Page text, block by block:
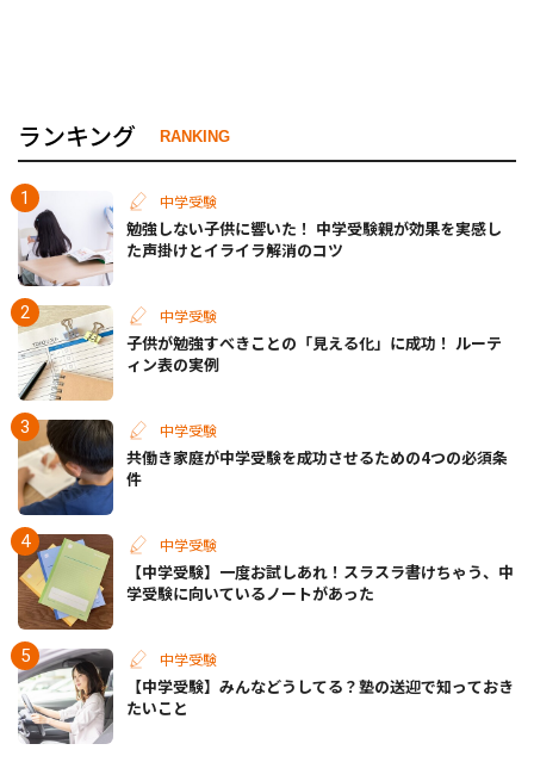
ランキング RANKING
中学受験
勉強しない子供に響いた！ 中学受験親が効果を実感し
た声掛けとイライラ解消のコツ
中学受験
子供が勉強すべきことの「見える化」に成功！ ルーテ
ィン表の実例
中学受験
共働き家庭が中学受験を成功させるための4つの必須条
件
中学受験
【中学受験】一度お試しあれ！スラスラ書けちゃう、中
学受験に向いているノートがあった
中学受験
【中学受験】みんなどうしてる？塾の送迎で知っておき
たいこと